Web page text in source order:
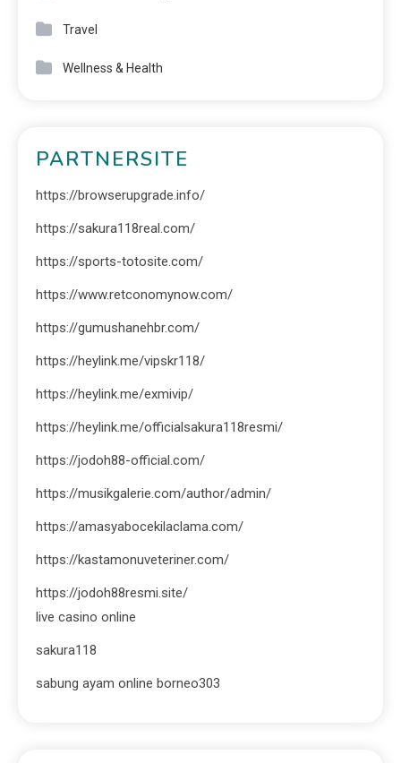
Travel
Wellness & Health
PARTNERSITE
https://browserupgrade.info/
https://sakura118real.com/
https://sports-totosite.com/
https://www.retconomynow.com/
https://gumushanehbr.com/
https://heylink.me/vipskr118/
https://heylink.me/exmivip/
https://heylink.me/officialsakura118resmi/
https://jodoh88-official.com/
https://musikgalerie.com/author/admin/
https://amasyabocekilaclama.com/
https://kastamonuveteriner.com/
https://jodoh88resmi.site/
live casino online
sakura118
sabung ayam online borneo303